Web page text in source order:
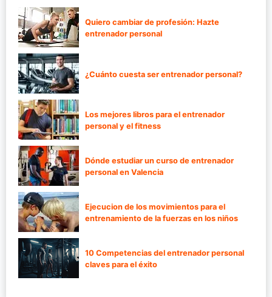
Quiero cambiar de profesión: Hazte
entrenador personal
¿Cuánto cuesta ser entrenador personal?
Los mejores libros para el entrenador
personal y el fitness
Dónde estudiar un curso de entrenador
personal en Valencia
Ejecucion de los movimientos para el
entrenamiento de la fuerzas en los niños
10 Competencias del entrenador personal
claves para el éxito